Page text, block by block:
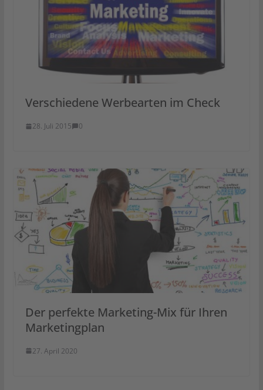
Verschiedene Werbearten im Check
28. Juli 2015 0
Der perfekte Marketing-Mix für Ihren
Marketingplan
27. April 2020